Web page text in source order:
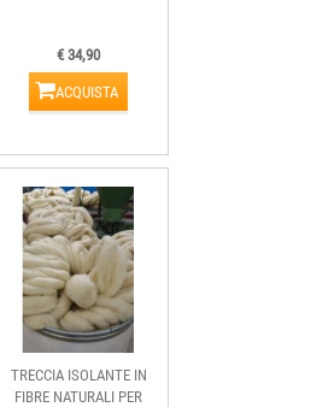
€ 34,90
ACQUISTA
TRECCIA ISOLANTE IN
FIBRE NATURALI PER